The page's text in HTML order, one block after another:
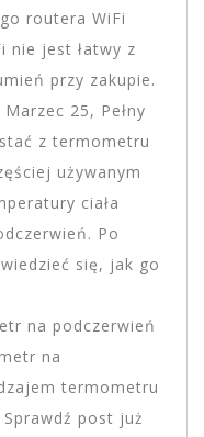
routera WiFi
nie jest łatwy z
przy zakupie.
25, Pełny
z termometru
używanym
ciała
Po
się, jak go
na podczerwień
na
termometru
post już